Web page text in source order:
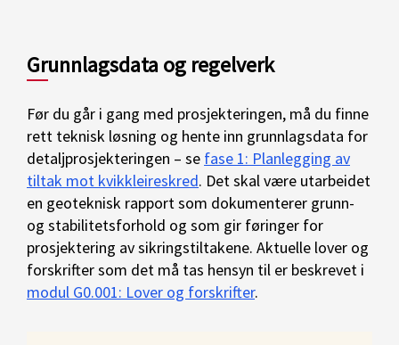
Grunnlagsdata og regelverk
Før du går i gang med prosjekteringen, må du finne
rett teknisk løsning og hente inn grunnlagsdata for
detaljprosjekteringen – se fase 1: Planlegging av
tiltak mot kvikkleireskred. Det skal være utarbeidet
en geoteknisk rapport som dokumenterer grunn-
og stabilitetsforhold og som gir føringer for
prosjektering av sikringstiltakene. Aktuelle lover og
forskrifter som det må tas hensyn til er beskrevet i
modul G0.001: Lover og forskrifter.